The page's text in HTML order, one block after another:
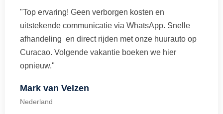
"Top ervaring! Geen verborgen kosten en
uitstekende communicatie via WhatsApp. Snelle
afhandeling en direct rijden met onze huurauto op
Curacao. Volgende vakantie boeken we hier
opnieuw."
Mark van Velzen
Nederland